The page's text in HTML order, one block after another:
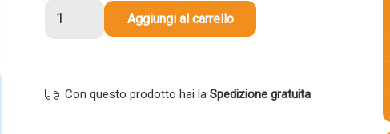
Cartucce
Nero
Aggiungi al carrello
Con questo prodotto hai la Spedizione gratuita